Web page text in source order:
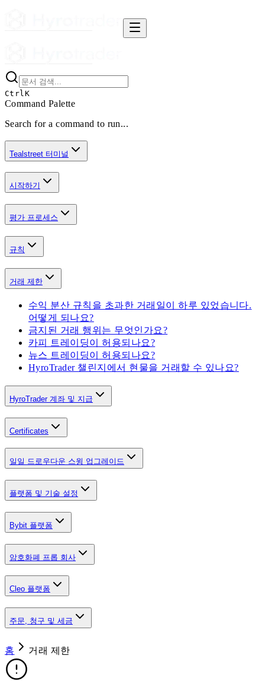
CtrlK
Command Palette
Search for a command to run...
Tealstreet 터미널
시작하기
평가 프로세스
규칙
거래 제한
수익 분산 규칙을 초과한 거래일이 하루 있었습니다.
어떻게 되나요?
금지된 거래 행위는 무엇인가요?
카피 트레이딩이 허용되나요?
뉴스 트레이딩이 허용되나요?
HyroTrader 챌린지에서 현물을 거래할 수 있나요?
HyroTrader 계좌 및 지급
Certificates
일일 드로우다운 스윙 업그레이드
플랫폼 및 기술 설정
Bybit 플랫폼
암호화폐 프롭 회사
Cleo 플랫폼
주문, 청구 및 세금
홈 거래 제한